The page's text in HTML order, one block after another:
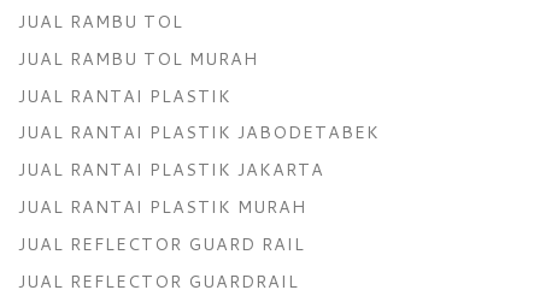
JUAL RAMBU TOL
JUAL RAMBU TOL MURAH
JUAL RANTAI PLASTIK
JUAL RANTAI PLASTIK JABODETABEK
JUAL RANTAI PLASTIK JAKARTA
JUAL RANTAI PLASTIK MURAH
JUAL REFLECTOR GUARD RAIL
JUAL REFLECTOR GUARDRAIL